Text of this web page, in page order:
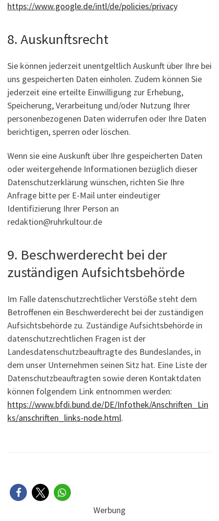
https://www.google.de/intl/de/policies/privacy
8. Auskunftsrecht
Sie können jederzeit unentgeltlich Auskunft über Ihre bei
uns gespeicherten Daten einholen. Zudem können Sie
jederzeit eine erteilte Einwilligung zur Erhebung,
Speicherung, Verarbeitung und/oder Nutzung Ihrer
personenbezogenen Daten widerrufen oder Ihre Daten
berichtigen, sperren oder löschen.
Wenn sie eine Auskunft über Ihre gespeicherten Daten
oder weitergehende Informationen bezüglich dieser
Datenschutzerklärung wünschen, richten Sie Ihre
Anfrage bitte per E-Mail unter eindeutiger
Identifizierung Ihrer Person an
redaktion@ruhrkultour.de
9. Beschwerderecht bei der
zuständigen Aufsichtsbehörde
Im Falle datenschutzrechtlicher Verstöße steht dem
Betroffenen ein Beschwerderecht bei der zuständigen
Aufsichtsbehörde zu. Zuständige Aufsichtsbehörde in
datenschutzrechtlichen Fragen ist der
Landesdatenschutzbeauftragte des Bundeslandes, in
dem unser Unternehmen seinen Sitz hat. Eine Liste der
Datenschutzbeauftragten sowie deren Kontaktdaten
können folgendem Link entnommen werden:
https://www.bfdi.bund.de/DE/Infothek/Anschriften_Lin
ks/anschriften_links-node.html.
Werbung